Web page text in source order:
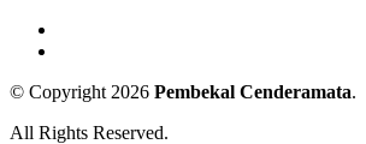
© Copyright 2026 Pembekal Cenderamata.
All Rights Reserved.